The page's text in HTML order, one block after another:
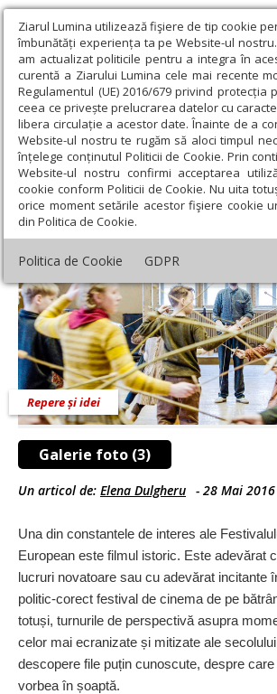
Ziarul Lumina utilizează fişiere de tip cookie
îmbunătăți experiența ta pe Website-ul
am actualizat politicile pentru a integra în
curentă a Ziarului Lumina cele mai recente
Regulamentul (UE) 2016/679 privind protecția
ceea ce privește prelucrarea datelor cu
libera circulație a acestor date. Înainte de a
Website-ul nostru te rugăm să aloci timpul
înțelege conținutul Politicii de Cookie. Prin
Website-ul nostru confirmi acceptarea
cookie conform Politicii de Cookie. Nu uita
orice moment setările acestor fişiere cookie
din Politica de Cookie.
Politica de Cookie GDPR
Ziarul Lumina › Opinii › Repere și idei ›
și jertfă
„Scrimerul” - aristocrație și
Galerie foto (3)
Repere și idei
Un articol de: Elena Dulgheru - 28 Mai 2016
Una din constantele de interes ale
European este filmul istoric. Este adevărat
lucruri novatoare sau cu adevărat incitante
politic‑corect festival de cinema de pe
totuși, turnurile de perspectivă asupra
celor mai ecranizate și mitizate ale
descopere file puțin cunoscute, despre
vorbea în șoaptă.